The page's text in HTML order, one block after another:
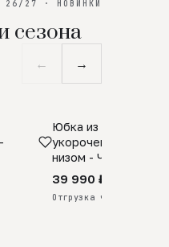
26/27 · НОВИНКИ
сезона
← →
ПРЕДЗАКАЗ
Юбка из
укороченная с
низом - Черный
39 990 ₽
Отгрузка через 25 дней